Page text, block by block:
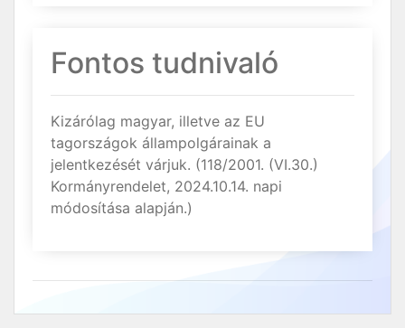
Fontos tudnivaló
Kizárólag magyar, illetve az EU
tagországok állampolgárainak a
jelentkezését várjuk. (118/2001. (VI.30.)
Kormányrendelet, 2024.10.14. napi
módosítása alapján.)